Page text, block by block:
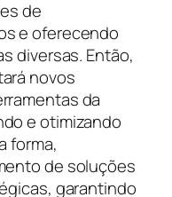
de
e oferecendo
diversas. Então,
novos
da
e otimizando
forma,
de soluções
garantindo